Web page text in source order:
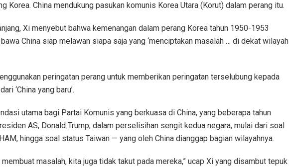
Korea. China mendukung pasukan komunis Korea Utara (Korut) dalam perang itu.
Xi menyebut bahwa kemenangan dalam perang Korea tahun 1950-1953
China siap melawan siapa saja yang ‘menciptakan masalah … di dekat wilayah
peringatan perang untuk memberikan peringatan terselubung kepada
‘China yang baru’.
utama bagi Partai Komunis yang berkuasa di China, yang beberapa tahun
AS, Donald Trump, dalam perselisihan sengit kedua negara, mulai dari soal
hingga soal status Taiwan — yang oleh China dianggap bagian wilayahnya.
membuat masalah, kita juga tidak takut pada mereka,” ucap Xi yang disambut tepuk